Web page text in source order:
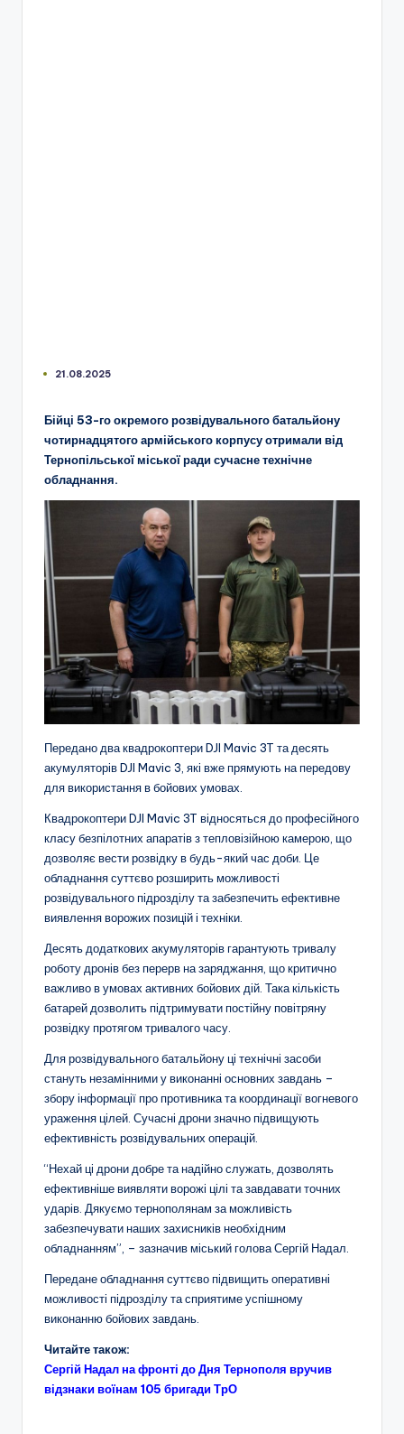
21.08.2025
Бійці 53-го окремого розвідувального батальйону
чотирнадцятого армійського корпусу отримали від
Тернопільської міської ради сучасне технічне
обладнання.
Передано два квадрокоптери DJI Mavic 3T та десять
акумуляторів DJI Mavic 3, які вже прямують на передову
для використання в бойових умовах.
Квадрокоптери DJI Mavic 3T відносяться до професійного
класу безпілотних апаратів з тепловізійною камерою, що
дозволяє вести розвідку в будь-який час доби. Це
обладнання суттєво розширить можливості
розвідувального підрозділу та забезпечить ефективне
виявлення ворожих позицій і техніки.
Десять додаткових акумуляторів гарантують тривалу
роботу дронів без перерв на заряджання, що критично
важливо в умовах активних бойових дій. Така кількість
батарей дозволить підтримувати постійну повітряну
розвідку протягом тривалого часу.
Для розвідувального батальйону ці технічні засоби
стануть незамінними у виконанні основних завдань –
збору інформації про противника та координації вогневого
ураження цілей. Сучасні дрони значно підвищують
ефективність розвідувальних операцій.
“Нехай ці дрони добре та надійно служать, дозволять
ефективніше виявляти ворожі цілі та завдавати точних
ударів. Дякуємо тернополянам за можливість
забезпечувати наших захисників необхідним
обладнанням”, – зазначив міський голова Сергій Надал.
Передане обладнання суттєво підвищить оперативні
можливості підрозділу та сприятиме успішному
виконанню бойових завдань.
Читайте також:
Сергій Надал на фронті до Дня Тернополя вручив
відзнаки воїнам 105 бригади ТрО